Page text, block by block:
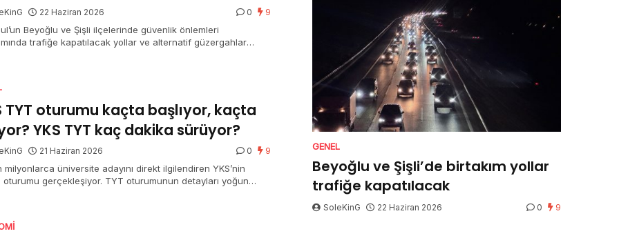
22 Haziran 2026 0 9
Beyoğlu ve Şişli ilçelerinde güvenlik önlemleri
trafiğe kapatılacak yollar ve alternatif güzergahlar
TYT oturumu kaçta başlıyor, kaçta
YKS TYT kaç dakika sürüyor?
21 Haziran 2026 0 9
milyonlarca üniversite adayını direkt ilgilendiren YKS’nin
oturumu gerçekleşiyor. TYT oturumunun detayları yoğun
sorusuna yanıt arıyor.
GENEL
Beyoğlu ve Şişli’de birtakım yollar
trafiğe kapatılacak
SoleKinG 22 Haziran 2026 0 9